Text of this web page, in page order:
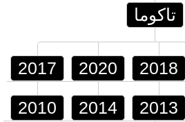
تاكوما
2017 2020 2018
2010 2014 2013